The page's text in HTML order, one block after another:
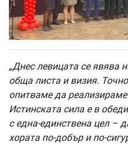
„Днес левицата се явява
обща листа и визия.
опитваме да
Истинската сила е в
с една-единствена цел –
хората по-добър и по-